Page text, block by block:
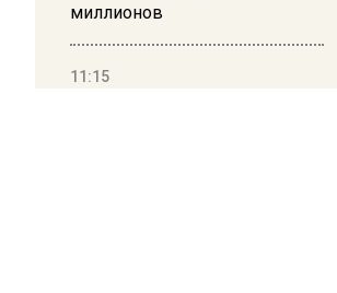
миллионов
11:15